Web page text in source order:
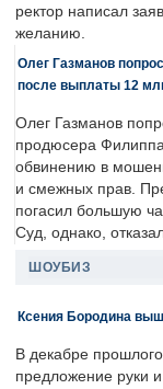
ректор написал
желанию.
Олег Газманов
после выплаты 12
Олег Газманов
продюсера
обвинению в
и смежных прав.
погасил большую
Суд, однако,
ШОУБИЗ
Ксения Бородина
В декабре
предложение руки